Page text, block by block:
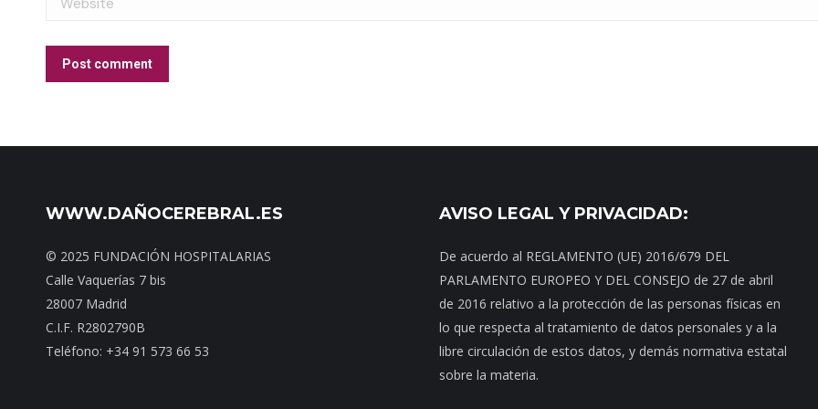
Post comment
WWW.DAÑOCEREBRAL.ES
© 2025 FUNDACIÓN HOSPITALARIAS
Calle Vaquerías 7 bis
28007 Madrid
C.I.F. R2802790B
Teléfono: +34 91 573 66 53
AVISO LEGAL Y PRIVACIDAD:
De acuerdo al REGLAMENTO (UE) 2016/679 DEL
PARLAMENTO EUROPEO Y DEL CONSEJO de 27 de abril
de 2016 relativo a la protección de las personas físicas en
lo que respecta al tratamiento de datos personales y a la
libre circulación de estos datos, y demás normativa estatal
sobre la materia.